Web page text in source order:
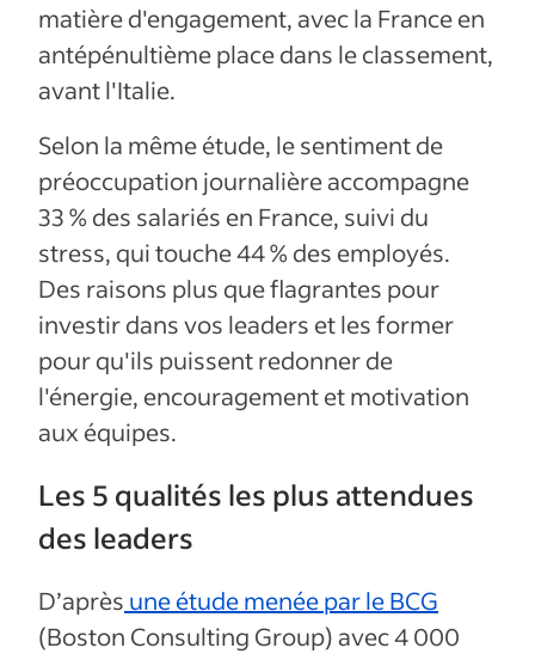
matière d'engagement, avec la France en
antépénultième place dans le classement,
avant l'Italie.
Selon la même étude, le sentiment de
préoccupation journalière accompagne
33 % des salariés en France, suivi du
stress, qui touche 44 % des employés.
Des raisons plus que flagrantes pour
investir dans vos leaders et les former
pour qu'ils puissent redonner de
l'énergie, encouragement et motivation
aux équipes.
Les 5 qualités les plus attendues
des leaders
D’après une étude menée par le BCG
(Boston Consulting Group) avec 4 000